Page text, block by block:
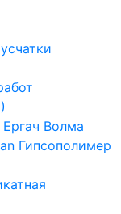
Ергач Волма
Гипсополимер